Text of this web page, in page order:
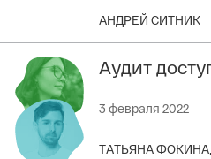
АНДРЕЙ СИТНИК
Аудит
3 февраля 2022
ТАТЬЯНА ФОКИНА,